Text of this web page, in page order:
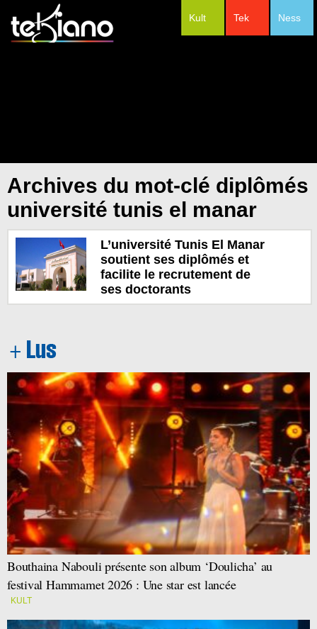
Ness
Tek
Kult
Archives du mot-clé diplômés
université tunis el manar
L’université Tunis El Manar
soutient ses diplômés et
facilite le recrutement de
ses doctorants
Bouthaina Nabouli présente son album ‘Doulicha’ au
festival Hammamet 2026 : Une star est lancée
KULT